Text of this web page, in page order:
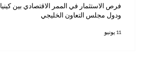
فرص الاستثمار في الممر الاقتصادي بين كينيا
ودول مجلس التعاون الخليجي
11 يونيو